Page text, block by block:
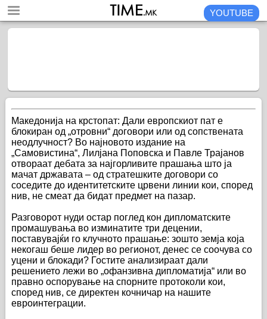
YOUTUBE
Македонија на крстопат: Дали европскиот пат е
блокиран од „отровни“ договори или од сопствената
неодлучност? Во најновото издание на
„Самовистина“, Лилјана Поповска и Павле Трајанов
отвораат дебата за најгорливите прашања што ја
мачат државата – од стратешките договори со
соседите до идентитетските црвени линии кои, според
нив, не смеат да бидат предмет на пазар.
Разговорот нуди остар поглед кон дипломатските
промашувања во изминатите три децении,
поставувајќи го клучното прашање: зошто земја која
некогаш беше лидер во регионот, денес се соочува со
уцени и блокади? Гостите анализираат дали
решението лежи во „офанзивна дипломатија“ или во
правно оспорување на спорните протоколи кои,
според нив, се директен кочничар на нашите
евроинтеграции.